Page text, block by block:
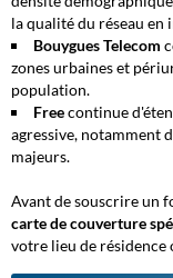
la qualité du réseau en
Bouygues Telecom
zones urbaines et
population.
Freecontinue
agressive, notamment
majeurs.
Avant de souscrire un
carte de couverture
votre lieu de résidence